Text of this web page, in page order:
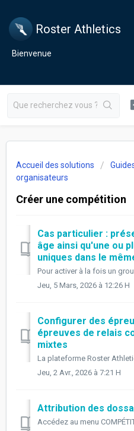
Roster Athletics
Bienvenue
Accueil des solutions
organisateurs
Créer une compétition
Cas particulier :
âge ainsi qu'une ou
uniques dans le
Jeu, 5 Mars, 2026 à 12:26 H
Configurer des
épreuves de relais
mixtes
Jeu, 2 Avr., 2026 à 7:21 H
Attribution des